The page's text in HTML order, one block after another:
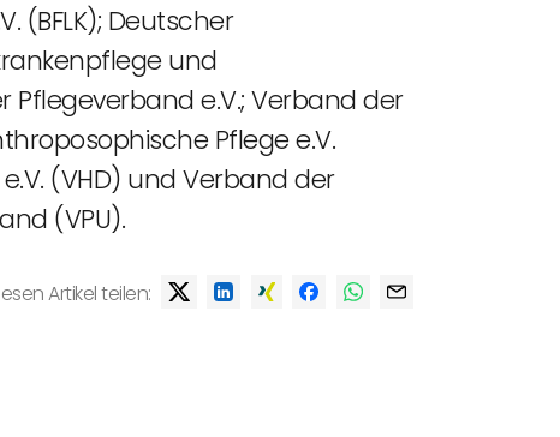
(BFLK); Deutscher
und
Pflegeverband e.V.; Verband der
Pflege e.V.
(VHD) und Verband der
(VPU).
Artikel teilen: